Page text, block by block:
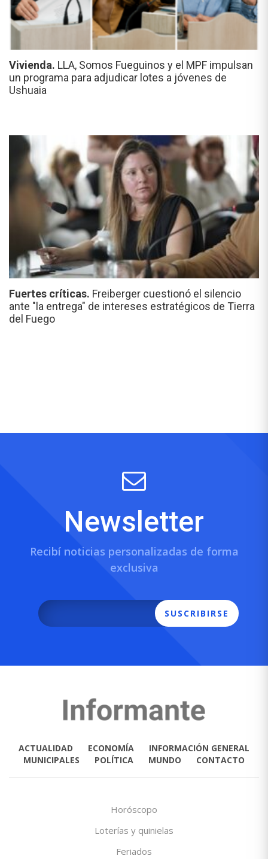
Vivienda. LLA, Somos Fueguinos y el MPF impulsan
un programa para adjudicar lotes a jóvenes de
Ushuaia
Fuertes críticas. Freiberger cuestionó el silencio
ante "la entrega" de intereses estratégicos de Tierra
del Fuego
Newsletter
Recibí noticias personalizadas de forma
exclusiva
SUSCRIBIRSE
ACTUALIDAD ECONOMÍA
INFORMACIÓN GENERAL
MUNICIPALES
POLÍTICA MUNDO CONTACTO
Horóscopo
Loterías y quinielas
Feriados